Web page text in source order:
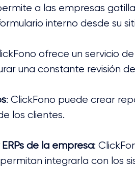
a las empresas
interno desde su
ofrece un servicio
una constante revisión
: ClickFono puede crear
los clientes.
de la empresa:
integrarla con los